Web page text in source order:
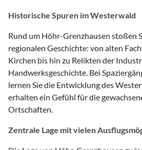
Historische Spuren im Westerwald
Rund um Höhr-Grenzhausen stoßen
regionalen Geschichte: von alten
Kirchen bis hin zu Relikten der
Handwerksgeschichte. Bei
lernen Sie die Entwicklung des
erhalten ein Gefühl für die
Ortschaften.
Zentrale Lage mit vielen